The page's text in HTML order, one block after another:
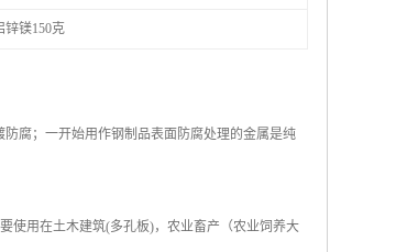
锌镁150克
腐；一开始用作钢制品表面防腐处理的金属是纯
使用在土木建筑(多孔板)，农业畜产（农业饲养大